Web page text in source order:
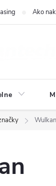
Ako
Wulkan